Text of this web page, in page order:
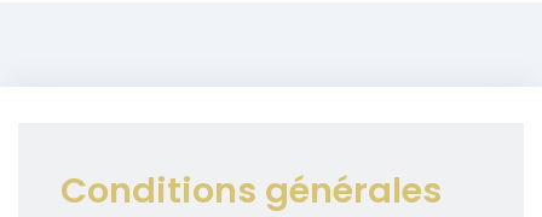
Conditions générales